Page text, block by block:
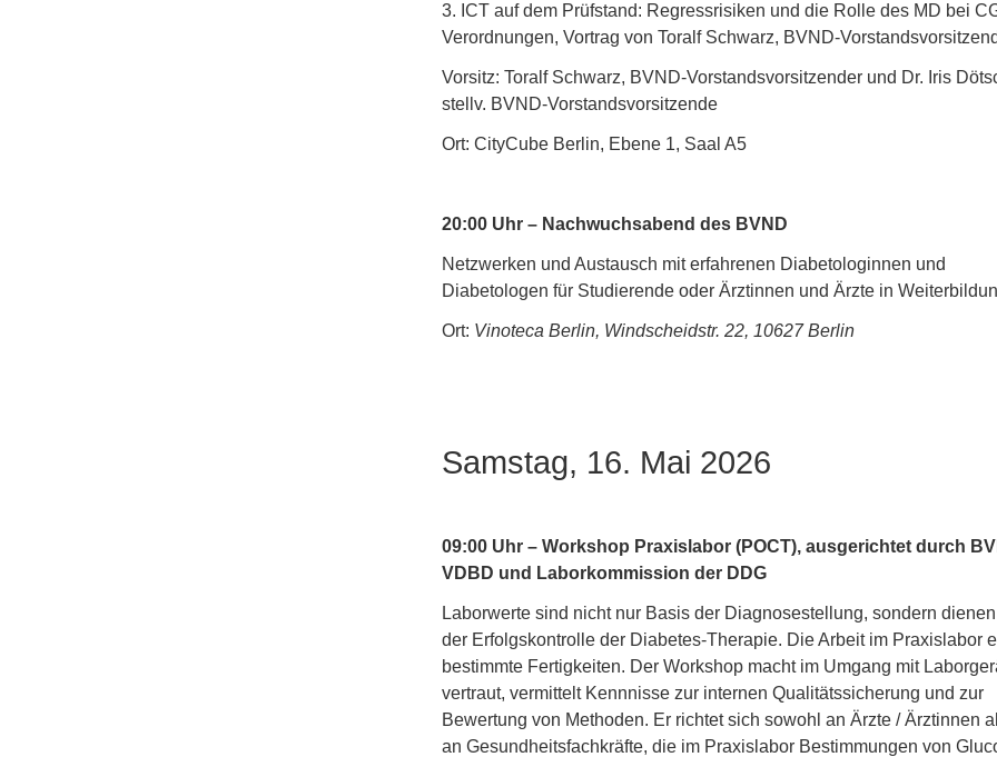
3. ICT auf dem Prüfstand: Regressrisiken und die Rolle des MD bei
Verordnungen, Vortrag von Toralf Schwarz, BVND-
Vorsitz: Toralf Schwarz, BVND-Vorstandsvorsitzender und Dr. Iris
stellv. BVND-Vorstandsvorsitzende
Ort: CityCube Berlin, Ebene 1, Saal A5
20:00 Uhr – Nachwuchsabend des BVND
Netzwerken und Austausch mit erfahrenen Diabetologinnen und
Diabetologen für Studierende oder Ärztinnen und Ärzte in
Ort: Vinoteca Berlin, Windscheidstr. 22, 10627 Berlin
Samstag, 16. Mai 2026
09:00 Uhr – Workshop Praxislabor (POCT), ausgerichtet durch
VDBD und Laborkommission der DDG
Laborwerte sind nicht nur Basis der Diagnosestellung, sondern
der Erfolgskontrolle der Diabetes-Therapie. Die Arbeit im Praxislabor
bestimmte Fertigkeiten. Der Workshop macht im Umgang mit
vertraut, vermittelt Kennnisse zur internen Qualitätssicherung und zur
Bewertung von Methoden. Er richtet sich sowohl an Ärzte / Ärztinnen
an Gesundheitsfachkräfte, die im Praxislabor Bestimmungen von